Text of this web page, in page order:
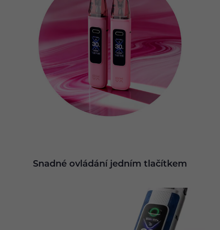
Snadné ovládání jedním tlačítkem